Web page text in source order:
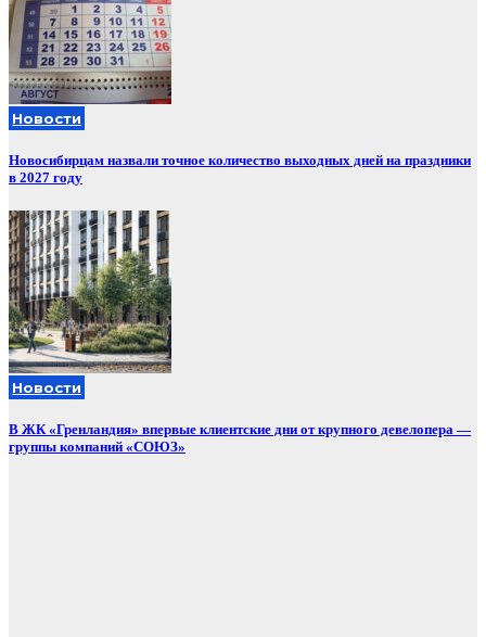
Новости
Новосибирцам назвали точное количество выходных дней на праздники
в 2027 году
Новости
В ЖК «Гренландия» впервые клиентские дни от крупного девелопера —
группы компаний «СОЮЗ»